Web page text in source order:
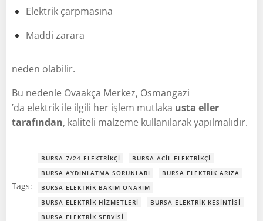
Elektrik çarpmasına
Maddi zarara
neden olabilir.
Bu nedenle Ovaakça Merkez, Osmangazi
’da elektrik ile ilgili her işlem mutlaka usta eller
tarafından, kaliteli malzeme kullanılarak yapılmalıdır.
Tags:
BURSA 7/24 ELEKTRIKÇI
BURSA ACIL ELEKTRIKÇI
BURSA AYDINLATMA SORUNLARI
BURSA ELEKTRIK ARIZA
BURSA ELEKTRIK BAKIM ONARIM
BURSA ELEKTRIK HIZMETLERI
BURSA ELEKTRIK KESINTISI
BURSA ELEKTRIK SERVISI